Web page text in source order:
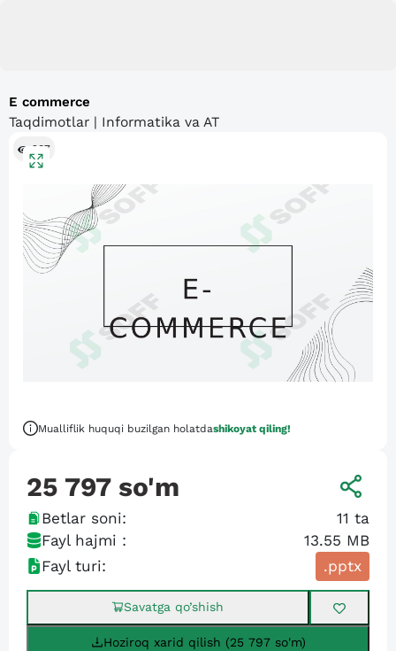
E commerce
Taqdimotlar | Informatika va AT
287
Mualliflik huquqi buzilgan holatdashikoyat qiling!
25 797 so'm
Betlar soni: 11 ta
Fayl hajmi :
13.55 MB
Fayl turi:
.pptx
Savatga qo’shish
Hoziroq xarid qilish (25 797 so'm)